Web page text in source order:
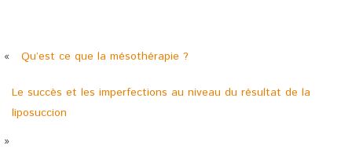
« Qu’est ce que la mésothérapie ?
Le succès et les imperfections au niveau du résultat de la
liposuccion
»